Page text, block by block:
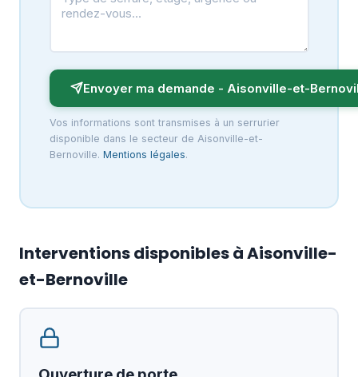
Envoyer ma demande - Aisonville-et-
Vos informations sont transmises à un serrurier
disponible dans le secteur de Aisonville-et-
Bernoville. Mentions légales.
Interventions disponibles à Aisonville-
et-Bernoville